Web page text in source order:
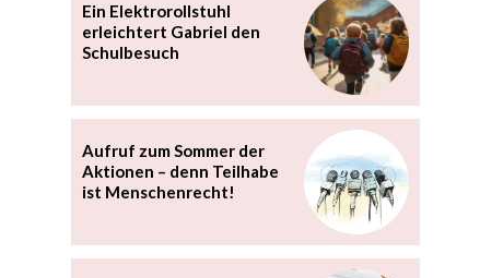
Ein Elektrorollstuhl
erleichtert Gabriel den
Schulbesuch
Aufruf zum Sommer der
Aktionen – denn Teilhabe
ist Menschenrecht!